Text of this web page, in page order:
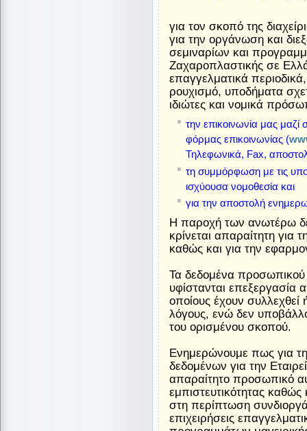
για τον σκοπό της
για την οργάνωση και
σεμιναρίων και
Ζαχαροπλαστικής σε
επαγγελματικά
ρουχισμό, υποδήματα
ιδιώτες και νομικά
την επικοινωνία μας μαζί
φόρμας επικοινωνίας (
Τηλεφωνικά, Fax,
τη συμμόρφωση με τις
ισχύουσα νομοθεσία και
για την αποστολή
Η παροχή των ανωτέρω
κρίνεται απαραίτητη
καθώς και για την
Τα δεδομένα
υφίστανται επεξεργασία
οποίους έχουν συλλεχθεί
λόγους, ενώ δεν
του ορισμένου σκοπού.
Ενημερώνουμε πως για
δεδομένων για την
απαραίτητο προσωπικό
εμπιστευτικότητας καθώς
στη περίπτωση
επιχειρήσεις